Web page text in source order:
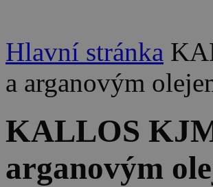
Hlavní stránka
a arganovým
KALLOS
arganovým